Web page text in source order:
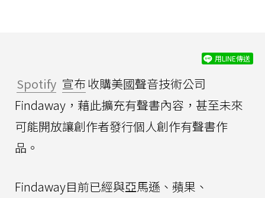
用LINE傳送
Spotify 宣布收購美國聲音技術公司
Findaway，藉此擴充有聲書內容，甚至未來
可能開放讓創作者發行個人創作有聲書作
品。
Findaway目前已經與亞馬遜、蘋果、